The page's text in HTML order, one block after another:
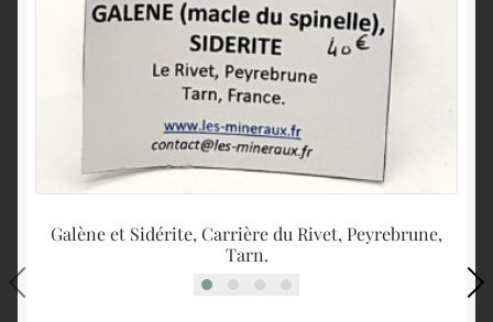
Galène et Sidérite, Carrière du Rivet, Peyrebrune,
Tarn.